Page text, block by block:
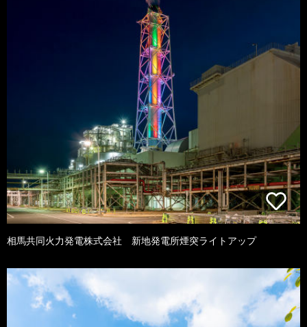
相馬共同火力発電株式会社 新地発電所煙突ライトアップ